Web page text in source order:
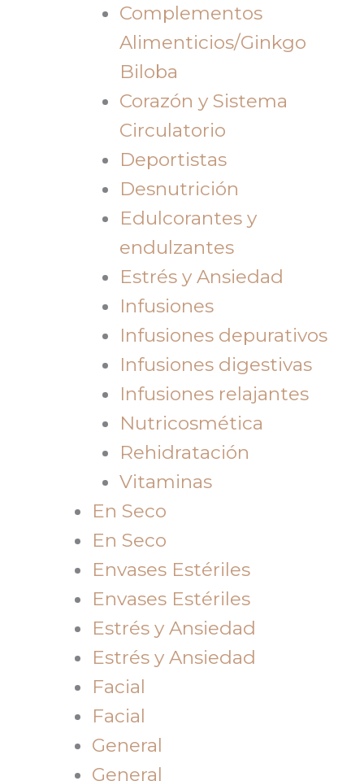
Complementos
Alimenticios/Ginkgo
Biloba
Corazón y Sistema
Circulatorio
Deportistas
Desnutrición
Edulcorantes y
endulzantes
Estrés y Ansiedad
Infusiones
Infusiones depurativos
Infusiones digestivas
Infusiones relajantes
Nutricosmética
Rehidratación
Vitaminas
En Seco
En Seco
Envases Estériles
Envases Estériles
Estrés y Ansiedad
Estrés y Ansiedad
Facial
Facial
General
General